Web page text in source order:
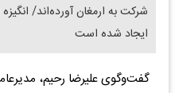
شرکت به ارمغان آورده‌اند/
ایجاد شده است‌
گفت‌وگوی علیرضا رحیم،